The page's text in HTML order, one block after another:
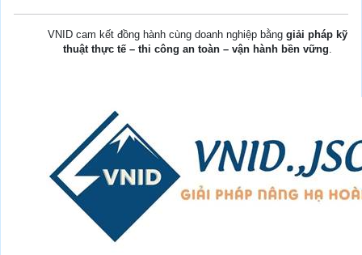
VNID cam kết đồng hành cùng doanh nghiệp bằng giải pháp kỹ
thuật thực tế – thi công an toàn – vận hành bền vững.